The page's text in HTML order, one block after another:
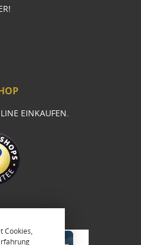
EINKAUFEN.
Cookies,